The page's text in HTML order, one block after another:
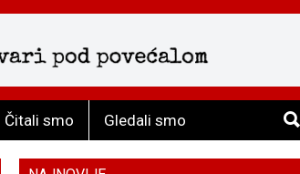
Čitali smo Gledali smo